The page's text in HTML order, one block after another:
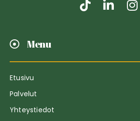
Menu
Etusivu
Palvelut
Yhteystiedot